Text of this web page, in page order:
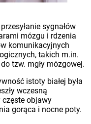
sygnałów
mózgu i rdzenia
komunikacyjnych
takich m.in.
tzw. mgły mózgowej.
istoty białej była
wczesną
częste objawy
gorąca i nocne poty.